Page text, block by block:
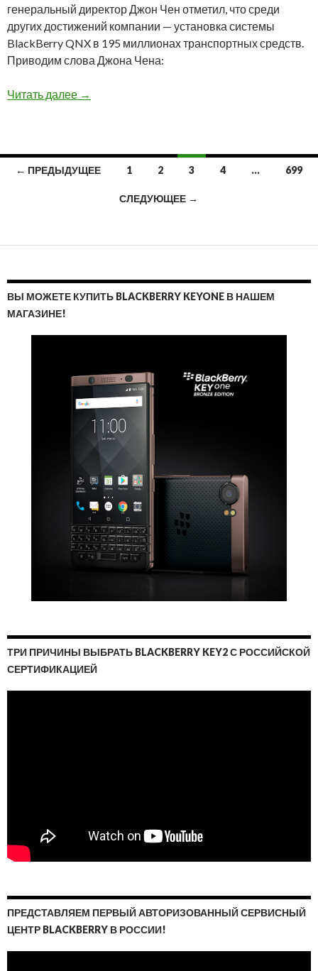
генеральный директор Джон Чен отметил, что среди
других достижений компании — установка системы
BlackBerry QNX в 195 миллионах транспортных средств.
Приводим слова Джона Чена:
Читать далее BlackBerry отчиталась за первый квартал
→
Навигация
← ПРЕДЫДУЩЕЕ 1 2 3 4 … 699
СЛЕДУЮЩЕЕ →
ВЫ МОЖЕТЕ КУПИТЬ BLACKBERRY KEYONE В НАШЕМ
МАГАЗИНЕ!
ТРИ ПРИЧИНЫ ВЫБРАТЬ BLACKBERRY KEY2 С РОССИЙСКОЙ
СЕРТИФИКАЦИЕЙ
ПРЕДСТАВЛЯЕМ ПЕРВЫЙ АВТОРИЗОВАННЫЙ СЕРВИСНЫЙ
ЦЕНТР BLACKBERRY В РОССИИ!